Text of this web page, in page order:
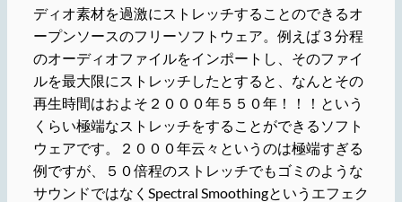
ディオ素材を過激にストレッチすることのできるオ
ープンソースのフリーソフトウェア。例えば３分程
のオーディオファイルをインポートし、そのファイ
ルを最大限にストレッチしたとすると、なんとその
再生時間はおよそ２０００年５５０年！！！という
くらい極端なストレッチをすることができるソフト
ウェアです。２０００年云々というのは極端すぎる
例ですが、５０倍程のストレッチでもゴミのような
サウンドではなくSpectral Smoothingというエフェク